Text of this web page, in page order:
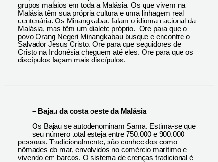
grupos malaios em toda a Malásia. Os que vivem na
Malásia têm sua própria cultura e uma linhagem real
centenária. Os Minangkabau falam o idioma nacional da
Malásia, mas têm um dialeto próprio. Ore para que o
povo Orang Negeri Minangkabau busque e encontre o
Salvador Jesus Cristo. Ore para que seguidores de
Cristo na Indonésia cheguem até eles. Ore para que os
discípulos façam mais discípulos.
– Bajau da costa oeste da Malásia
Os Bajau se autodenominam Sama. Estima-se que
seu número total esteja entre 750.000 e 900.000
pessoas. Tradicionalmente, são conhecidos como
nômades do mar, envolvidos no comércio marítimo e
vivendo em barcos. O sistema de crenças tradicional é